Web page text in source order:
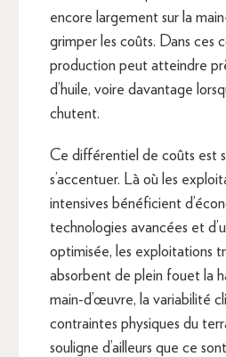
encore largement sur la
grimper les coûts. Dans ces
production peut atteindre
d’huile, voire davantage
chutent.
Ce différentiel de coûts est
s’accentuer. Là où les
intensives bénéficient
technologies avancées et
optimisée, les exploitations
absorbent de plein fouet la
main-d’œuvre, la variabilité
contraintes physiques du
souligne d’ailleurs que ce